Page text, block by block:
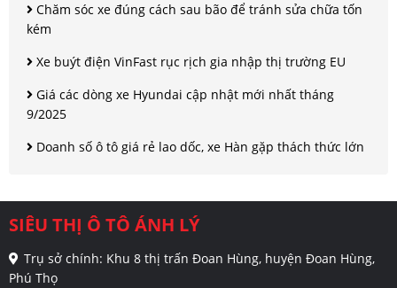
Chăm sóc xe đúng cách sau bão để tránh sửa chữa tốn
kém
Xe buýt điện VinFast rục rịch gia nhập thị trường EU
Giá các dòng xe Hyundai cập nhật mới nhất tháng
9/2025
Doanh số ô tô giá rẻ lao dốc, xe Hàn gặp thách thức lớn
SIÊU THỊ Ô TÔ ÁNH LÝ
Trụ sở chính: Khu 8 thị trấn Đoan Hùng, huyện Đoan Hùng,
Phú Thọ